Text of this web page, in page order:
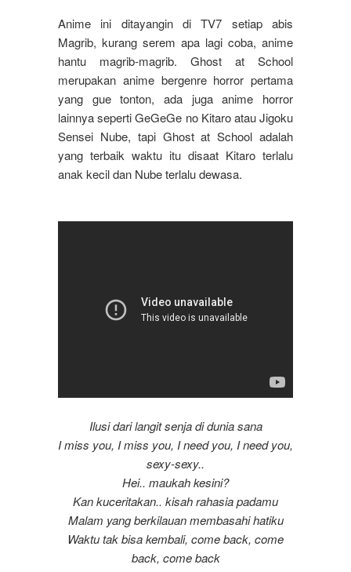
Anime ini ditayangin di TV7 setiap abis
Magrib, kurang serem apa lagi coba, anime
hantu magrib-magrib. Ghost at School
merupakan anime bergenre horror pertama
yang gue tonton, ada juga anime horror
lainnya seperti GeGeGe no Kitaro atau Jigoku
Sensei Nube, tapi Ghost at School adalah
yang terbaik waktu itu disaat Kitaro terlalu
anak kecil dan Nube terlalu dewasa.
Ilusi dari langit senja di dunia sana
I miss you, I miss you, I need you, I need you,
sexy-sexy..
Hei.. maukah kesini?
Kan kuceritakan.. kisah rahasia padamu
Malam yang berkilauan membasahi hatiku
Waktu tak bisa kembali, come back, come
back, come back